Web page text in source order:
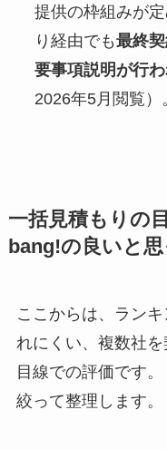
提供の枠組みが
り経由でも最終
要事項説明が行
2026年5月閲覧）
一括見積もりの
bang!の良いと
ここからは、ラン
れにくい、複数社
目線での評価です
絞って整理します。